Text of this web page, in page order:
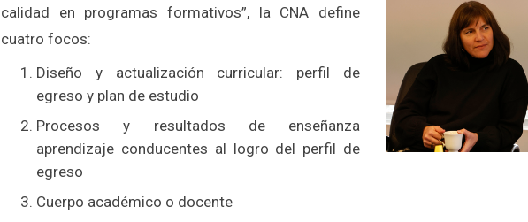
calidad en programas formativos”, la CNA define
cuatro focos:
Diseño y actualización curricular: perfil de
egreso y plan de estudio
Procesos y resultados de enseñanza
aprendizaje conducentes al logro del perfil de
egreso
Cuerpo académico o docente